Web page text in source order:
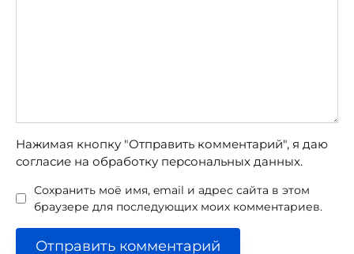
Нажимая кнопку "Отправить комментарий", я даю
согласие на обработку персональных данных.
Сохранить моё имя, email и адрес сайта в этом
браузере для последующих моих комментариев.